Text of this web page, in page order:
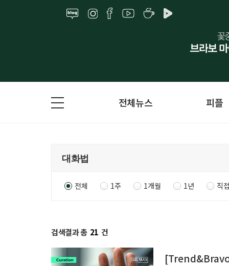
전체뉴스 피플
전체 1주 1개월 1년 직
검색결과 총 21 건
[Trend&Bravo]